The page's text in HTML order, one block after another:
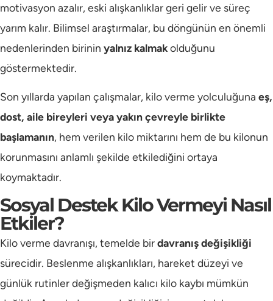
motivasyon azalır, eski alışkanlıklar geri gelir ve süreç
yarım kalır. Bilimsel araştırmalar, bu döngünün en önemli
nedenlerinden birinin yalnız kalmakolduğunu
göstermektedir.
Son yıllarda yapılan çalışmalar, kilo verme yolculuğuna eş,
dost, aile bireyleri veya yakın çevreyle birlikte
başlamanın, hem verilen kilo miktarını hem de bu kilonun
korunmasını anlamlı şekilde etkilediğini ortaya
koymaktadır.
Sosyal Destek Kilo Vermeyi Nasıl
Etkiler?
Kilo verme davranışı, temelde birdavranış değişikliği
sürecidir. Beslenme alışkanlıkları, hareket düzeyi ve
günlük rutinler değişmeden kalıcı kilo kaybı mümkün